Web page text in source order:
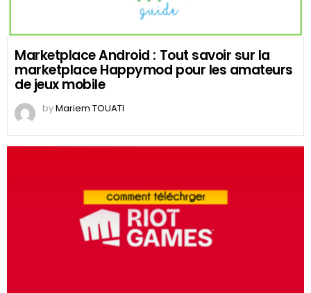
Marketplace Android : Tout savoir sur la
marketplace Happymod pour les amateurs
de jeux mobile
byMariem TOUATI